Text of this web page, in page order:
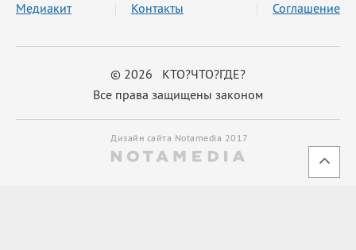
© 2026 КТО?ЧТО?ГДЕ?
Все права защищены законом
Медиакит Контакты Соглашение
Дизайн сайта Notamedia 2017